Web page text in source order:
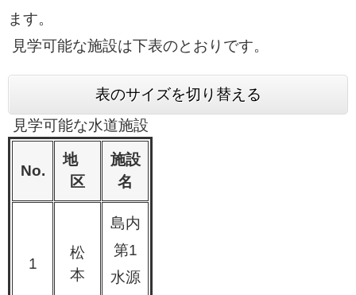
ます。
見学可能な施設は下表のとおりです。
表のサイズを切り替える
見学可能な水道施設
No.
地
区
施設
名
1
松
本
島内
第1
水源